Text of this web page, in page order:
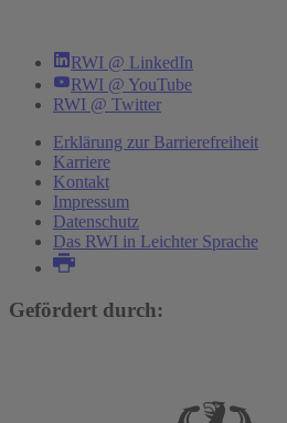
RWI @ LinkedIn
RWI @ YouTube
RWI @ Twitter
Erklärung zur Barrierefreiheit
Karriere
Kontakt
Impressum
Datenschutz
Das RWI in Leichter Sprache
Gefördert durch: